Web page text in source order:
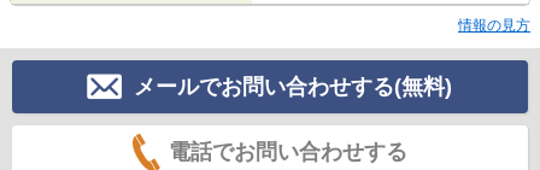
情報の見方
メールでお問い合わせする(無料)
電話でお問い合わせする